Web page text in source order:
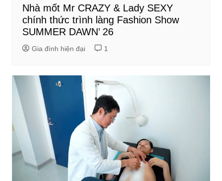
Nhà mốt Mr CRAZY & Lady SEXY
chính thức trình làng Fashion Show
SUMMER DAWN’ 26
Gia đình hiện đại 1